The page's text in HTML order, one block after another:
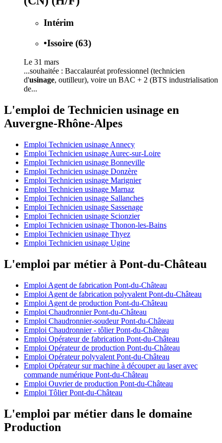
Intérim
•Issoire (63)
Le 31 mars
...souhaitée : Baccalauréat professionnel (technicien
d'usinage, outilleur), voire un BAC + 2 (BTS industrialisation
de...
L'emploi de Technicien usinage en
Auvergne-Rhône-Alpes
Emploi Technicien usinage Annecy
Emploi Technicien usinage Aurec-sur-Loire
Emploi Technicien usinage Bonneville
Emploi Technicien usinage Donzère
Emploi Technicien usinage Marignier
Emploi Technicien usinage Marnaz
Emploi Technicien usinage Sallanches
Emploi Technicien usinage Sassenage
Emploi Technicien usinage Scionzier
Emploi Technicien usinage Thonon-les-Bains
Emploi Technicien usinage Thyez
Emploi Technicien usinage Ugine
L'emploi par métier à Pont-du-Château
Emploi Agent de fabrication Pont-du-Château
Emploi Agent de fabrication polyvalent Pont-du-Château
Emploi Agent de production Pont-du-Château
Emploi Chaudronnier Pont-du-Château
Emploi Chaudronnier-soudeur Pont-du-Château
Emploi Chaudronnier - tôlier Pont-du-Château
Emploi Opérateur de fabrication Pont-du-Château
Emploi Opérateur de production Pont-du-Château
Emploi Opérateur polyvalent Pont-du-Château
Emploi Opérateur sur machine à découper au laser avec
commande numérique Pont-du-Château
Emploi Ouvrier de production Pont-du-Château
Emploi Tôlier Pont-du-Château
L'emploi par métier dans le domaine
Production